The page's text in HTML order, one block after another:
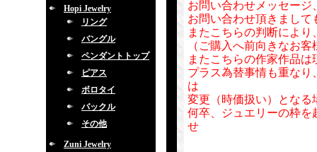
Hopi Jewelry
リング
バングル
ペンダントトップ
ピアス
ボロタイ
バックル
その他
Zuni Jewelry
お問い合わせメッセー
お問い合わせ頂きまし
またこちらの判断によ
（ご購入へ前向きなお
またこちらの作家作品
プラス為替事情も重な
は
変更（時価扱い）となる
何卒、ジュエリーの枠を
せ